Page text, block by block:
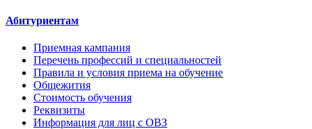
Абитуриентам
Приемная кампания
Перечень профессий и специальностей
Правила и условия приема на обучение
Общежития
Стоимость обучения
Реквизиты
Информация для лиц с ОВЗ